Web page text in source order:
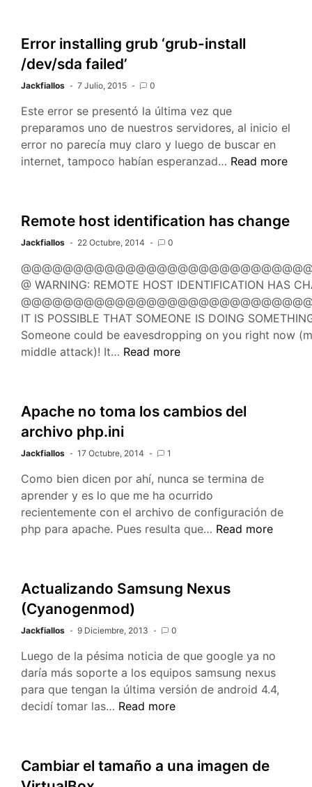
Error installing grub ‘grub-install
/dev/sda failed’
Jackfiallos 7 Julio, 2015 0
Este error se presentó la última vez que
preparamos uno de nuestros servidores, al inicio el
error no parecía muy claro y luego de buscar en
internet, tampoco habían esperanzad… Error
install
failed’
Read more
Remote host identification has change
Jackfiallos 22 Octubre, 2014 0
@ WARNING: REMOTE HOST IDENTIFICATION HAS
IT IS POSSIBLE THAT SOMEONE IS DOING
Someone could be eavesdropping on you right now
middle attack)! It… Remote
change
Read more
Apache no toma los cambios del
archivo php.ini
Jackfiallos 17 Octubre, 2014 1
Como bien dicen por ahí, nunca se termina de
aprender y es lo que me ha ocurrido
recientemente con el archivo de configuración de
php para apache. Pues resulta que… Apache
cambios
Read more
Actualizando Samsung Nexus
(Cyanogenmod)
Jackfiallos 9 Diciembre, 2013 0
Luego de la pésima noticia de que google ya no
daría más soporte a los equipos samsung nexus
para que tengan la última versión de android 4.4,
decidí tomar las… Actualizando
Read more
Cambiar el tamaño a una imagen de